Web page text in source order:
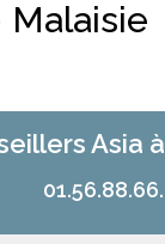
Asia